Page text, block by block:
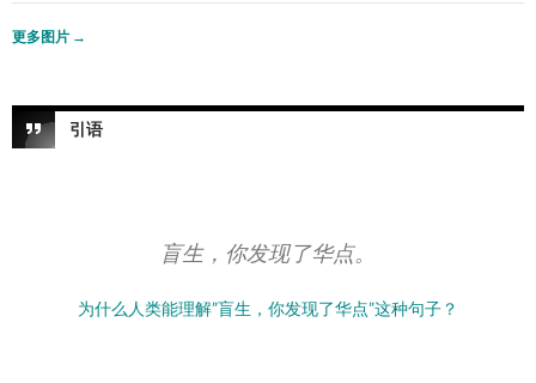
更多图片 →
引语
盲生，你发现了华点。
为什么人类能理解”盲生，你发现了华点”这种句子？